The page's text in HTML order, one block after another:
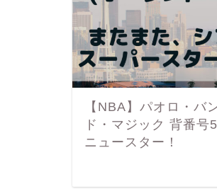
【NBA】パオロ・バ
ド・マジック 背番
ニュースター！